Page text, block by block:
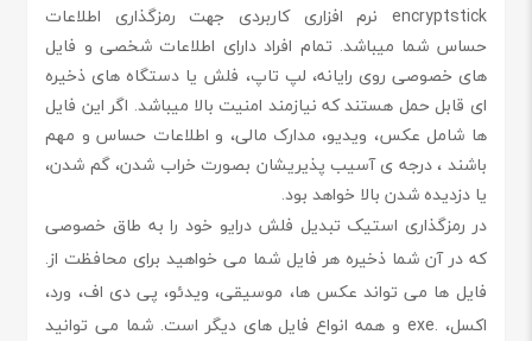
encryptstick نرم افزاری کاربردی جهت رمزگذاری اطلاعات
حساس شما میباشد. تمام افراد دارای اطلاعات شخصی و فایل
های خصوصی روی رایانه، لپ تاپ، فلش یا دستگاه های ذخیره
ای قابل حمل هستند که نیازمند امنیت بالا میباشد. اگر این فایل
ها شامل عکس، ویدیو، مدارک مالی، و اطلاعات حساس و مهم
باشند ، درجه ی آسیب پذیریشان بصورت خراب شدن، گم شدن،
یا دزدیده شدن بالا خواهد بود.
در رمزگذاری استیک تبدیل فلش درایو خود را به طاق خصوصی
که در آن شما ذخیره هر فایل شما می خواهید برای محافظت از.
فایل ها می تواند عکس ها، موسیقی، ویدئو، پی دی اف، ورد،
اکسل، .exe و همه انواع فایل های دیگر است. شما می توانید